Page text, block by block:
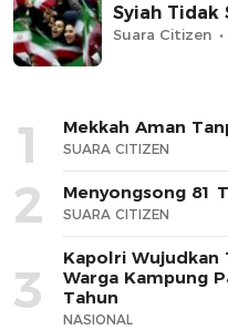
Syiah Tidak
Suara Citizen
1 Mekkah Aman
SUARA CITIZEN
2 Menyongsong 81
SUARA CITIZEN
3
Kapolri Wujudkan
Warga Kampung
Tahun
NASIONAL